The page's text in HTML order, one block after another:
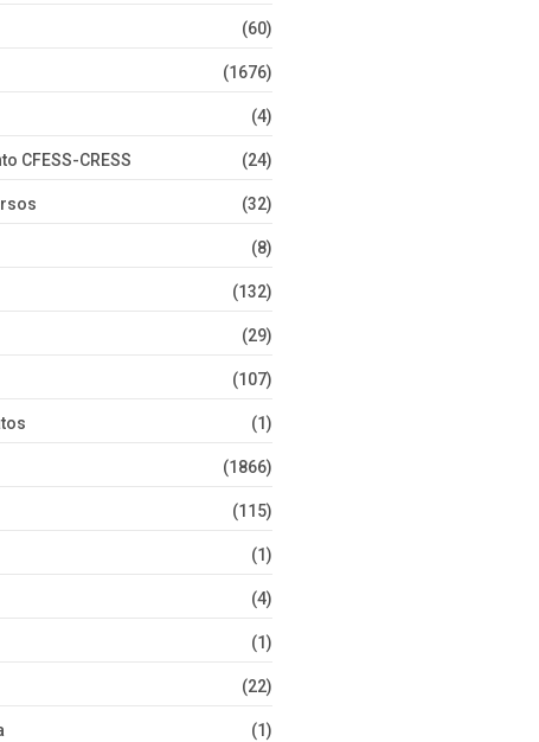
(60)
(1676)
(4)
CFESS-CRESS (24)
(32)
(8)
(132)
(29)
(107)
(1)
(1866)
(115)
(1)
(4)
(1)
(22)
(1)